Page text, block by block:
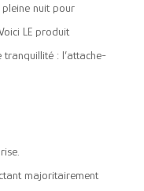
pleine nuit pour
LE produit
: l’attache-
majoritairement